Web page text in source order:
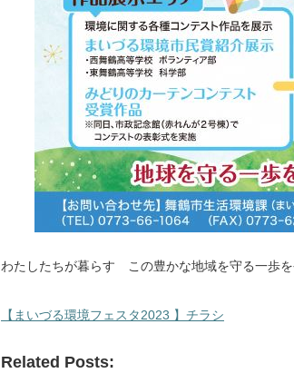
わたしたちが暮らす この豊かな地域を守る一歩を
【まいづる環境フェスタ2023 】チラシ
Related Posts: